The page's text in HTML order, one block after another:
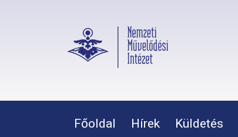
Főoldal Hírek Küldetés